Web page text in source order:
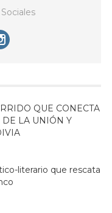
QUE CONECTA
DE LA UNIÓN Y
literario que rescata